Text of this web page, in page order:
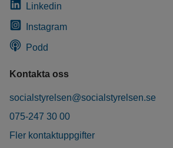
Linkedin
Instagram
Podd
Kontakta oss
socialstyrelsen@socialstyrelsen.se
075-247 30 00
Fler kontaktuppgifter